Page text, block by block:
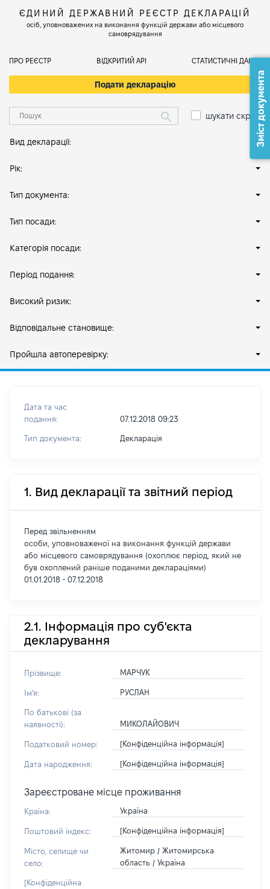
ЄДИНИЙ ДЕРЖАВНИЙ РЕЄСТР ДЕКЛАРАЦІЙ
осіб, уповноважених на виконання функцій держави або місцевого
самоврядування
ПРО РЕЄСТР ВІДКРИТИЙ АРІ СТАТИСТИЧНІ ДАНІ
Подати декларацію
шукати скрізь
Вид декларації:
Рік:
Тип документа:
Тип посади:
Категорія посади:
Період подання:
Високий ризик:
Відповідальне становище:
Пройшла автоперевірку:
Дата та час
подання:
07.12.2018 09:23
Тип документа: Декларація
1. Вид декларації та звітний період
Перед звільненням
особи, уповноваженої на виконання функцій держави
або місцевого самоврядування (охоплює період, який не
був охоплений раніше поданими деклараціями)
01.01.2018 - 07.12.2018
2.1. Інформація про суб'єкта
декларування
Прізвище: МАРЧУК
Ім'я: РУСЛАН
По батькові (за
наявності):
МИКОЛАЙОВИЧ
Податковий номер: [Конфіденційна інформація]
Дата народження: [Конфіденційна інформація]
Зареєстроване місце проживання
Країна: Україна
Поштовий індекс: [Конфіденційна інформація]
Місто, селище чи
село:
Житомир / Житомирська
область / Україна
[Конфіденційна
Зміст документа